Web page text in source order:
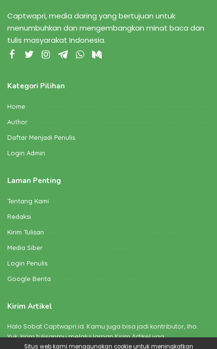
Captwapri, media daring yang bertujuan untuk
menumbuhkan dan mengembangkan minat baca dan
tulis masyarakat Indonesia.
Kategori Pilihan
Home
Author
Daftar Menjadi Penulis
Login Admin
Laman Penting
Tentang Kami
Redaksi
Kirim Tulisan
Media Siber
Login Penulis
Google Berita
Kirim Artikel
Halo Sobat Captwapri.id. Kamu juga bisa jadi kontributor, lho.
Yuk, kirim tulisanmu melalui laman Kirim Artikel yaa
Situs web kami menggunakan cookie untuk meningkatkan